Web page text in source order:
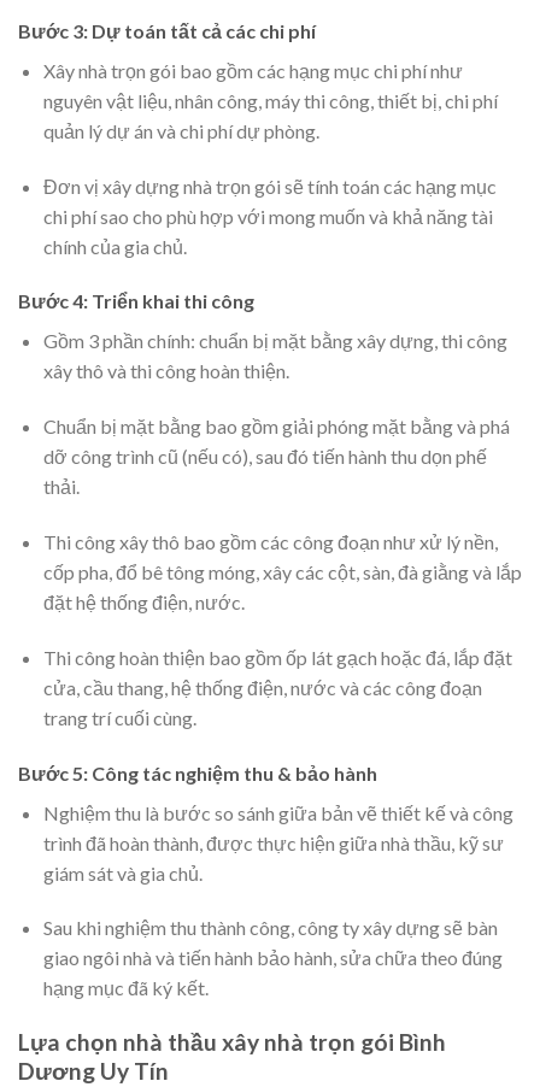
Bước 3: Dự toán tất cả các chi phí
Xây nhà trọn gói bao gồm các hạng mục chi phí như
nguyên vật liệu, nhân công, máy thi công, thiết bị, chi phí
quản lý dự án và chi phí dự phòng.
Đơn vị xây dựng nhà trọn gói sẽ tính toán các hạng mục
chi phí sao cho phù hợp với mong muốn và khả năng tài
chính của gia chủ.
Bước 4: Triển khai thi công
Gồm 3 phần chính: chuẩn bị mặt bằng xây dựng, thi công
xây thô và thi công hoàn thiện.
Chuẩn bị mặt bằng bao gồm giải phóng mặt bằng và phá
dỡ công trình cũ (nếu có), sau đó tiến hành thu dọn phế
thải.
Thi công xây thô bao gồm các công đoạn như xử lý nền,
cốp pha, đổ bê tông móng, xây các cột, sàn, đà giằng và lắp
đặt hệ thống điện, nước.
Thi công hoàn thiện bao gồm ốp lát gạch hoặc đá, lắp đặt
cửa, cầu thang, hệ thống điện, nước và các công đoạn
trang trí cuối cùng.
Bước 5: Công tác nghiệm thu & bảo hành
Nghiệm thu là bước so sánh giữa bản vẽ thiết kế và công
trình đã hoàn thành, được thực hiện giữa nhà thầu, kỹ sư
giám sát và gia chủ.
Sau khi nghiệm thu thành công, công ty xây dựng sẽ bàn
giao ngôi nhà và tiến hành bảo hành, sửa chữa theo đúng
hạng mục đã ký kết.
Lựa chọn nhà thầu xây nhà trọn gói Bình
Dương Uy Tín